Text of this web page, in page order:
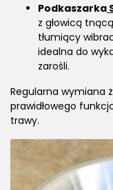
Podkaszarka
z głowicą
tłumiący
idealna do
zarośli.
Regularna wymiana
prawidłowego
trawy.